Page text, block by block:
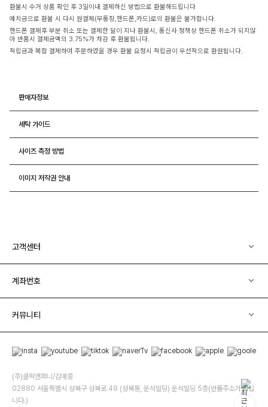
환불시 수거 상품 확인 후 3일이내 결제하신 방법으로 환불해드립니다
예치금으로 환불 시 다시 원결제(무통장,핸드폰,카드)로의 환불은 불가합니다.
핸드폰 결제후 부분 취소 또는 결제한 달이 지나 환불시, 통신사 정책상 핸드폰 취소가 되지않
아 반품시 결제금액의 3.75%가 차감 후 환불됩니다.
적립금과 복합 결제하여 주문하였을 경우 환불 요청시 적립금이 우선적으로 환원됩니다.
판매자정보
세탁 가이드
사이즈 측정 방법
이미지 저작권 안내
고객센터
계좌번호
커뮤니티
(주)클릭앤퍼니/김예중
02880 서울특별시 성북구 성북로 49 (성북동, 운석빌딩) 운석빌딩 5층(반품주소가 아닙
니다.)